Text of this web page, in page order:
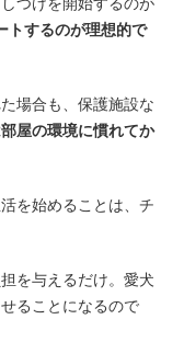
トするのが理想的で
場合も、保護施設な
屋の環境に慣れてか
を始めることは、チ
を与えるだけ。愛犬
ることになるので